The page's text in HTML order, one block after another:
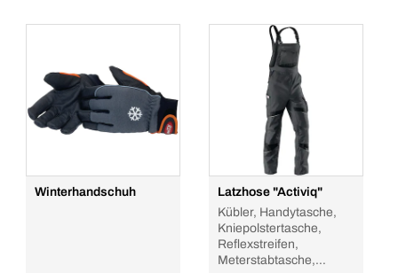
Winterhandschuh
Latzhose "Activiq"
Kübler, Handytasche,
Kniepolstertasche,
Reflexstreifen,
Meterstabtasche,